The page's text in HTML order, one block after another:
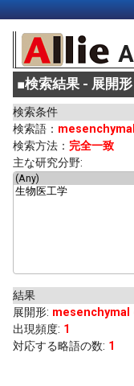
■検索結果 - 展開
検索条件
検索語：
検索方法： 完全一致
主な研究分野:
結果
展開形: mesenchymal
出現頻度: 1
対応する略語の数: 1